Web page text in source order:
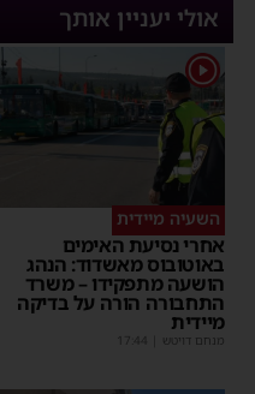
אולי יעניין אותך
השעיה מיידית
אחרי נסיעת האימים
באוטובוס מאשדוד: הנהג
הושעה מתפקידו – משרד
התחבורה הורה על בדיקה
מיידית
מנחם דויטש |
17:44